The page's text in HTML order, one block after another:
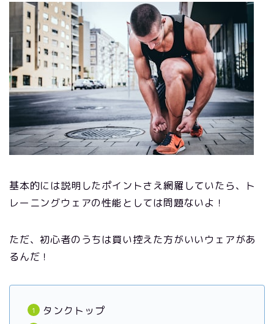
基本的には説明したポイントさえ網羅していたら、ト
レーニングウェアの性能としては問題ないよ！
ただ、初心者のうちは買い控えた方がいいウェアがあ
るんだ！
タンクトップ